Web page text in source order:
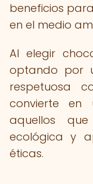
beneficios
en el medio
Al elegir
optando por
respetuosa
convierte en
aquellos
ecológica y
éticas.